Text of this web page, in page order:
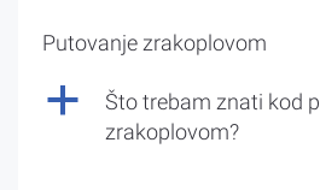
Putovanje zrakoplovom
a
Što trebam znati kod
zrakoplovom?